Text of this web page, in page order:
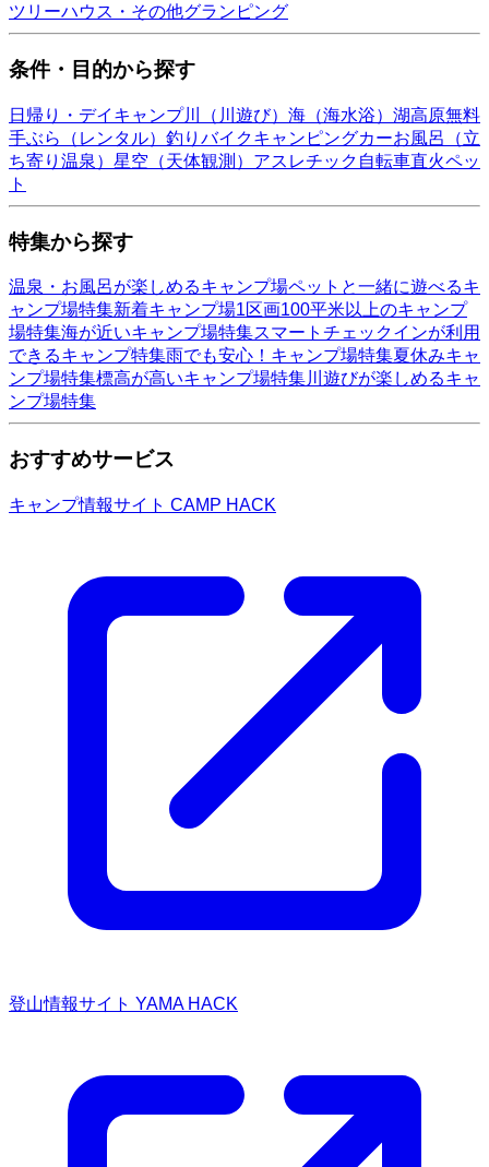
ツリーハウス・その他グランピング
条件・目的から探す
日帰り・デイキャンプ川（川遊び） 海（海水浴） 湖高原無料
手ぶら（レンタル） 釣り バイクキャンピングカーお風呂（立
ち寄り温泉） 星空（天体観測） アスレチック 自転車直火ペッ
ト
特集から探す
温泉・お風呂が楽しめるキャンプ場ペットと一緒に遊べるキ
ャンプ場特集新着キャンプ場1区画100平米以上のキャンプ
場特集海が近いキャンプ場特集スマートチェックインが利用
できるキャンプ特集雨でも安心！キャンプ場特集夏休みキャ
ンプ場特集標高が高いキャンプ場特集川遊びが楽しめるキャ
ンプ場特集
おすすめサービス
キャンプ情報サイト CAMP HACK
登山情報サイト YAMA HACK